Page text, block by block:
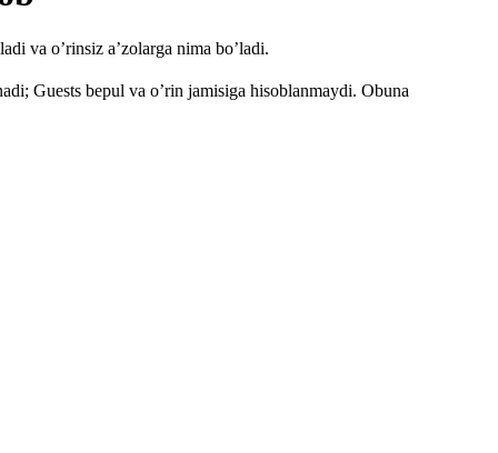
va o’rinsiz a’zolarga nima bo’ladi.
Guests bepul va o’rin jamisiga hisoblanmaydi. Obuna